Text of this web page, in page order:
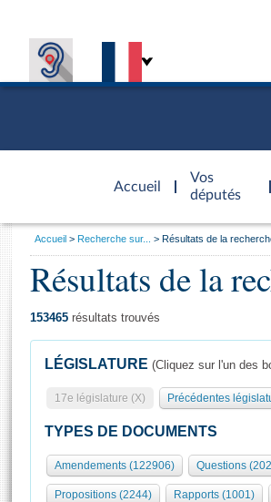
Accueil
d'accueil
Vos
députés
Présidence
577 députés
Groupes politiques
Séance publique
Commissions et autres organes
Europe et International
Général
Rôle et pouvoirs de l'Assemblée
Organisation de l'Assemblée
Présidence Conférence des Présidents
Visiter l'Assemblée
Visite virtuelle du palais Bourbon
Assister à une séance
Vous
Accueil Recherche sur... Résultats de la
Résultats de la
153465 résultats trouvés
LÉGISLATURE (Cliquez sur l'un des
17e législature (X) Précédentes
TYPES DE DOCUMENTS
Amendements (122906) Questions
Propositions (2244) Rapports (1001)